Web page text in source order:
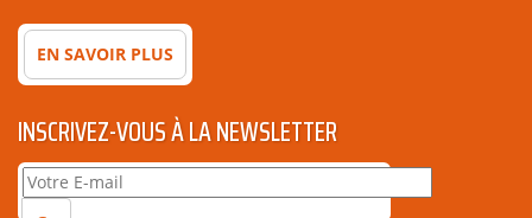
EN SAVOIR PLUS
INSCRIVEZ-VOUS À LA NEWSLETTER